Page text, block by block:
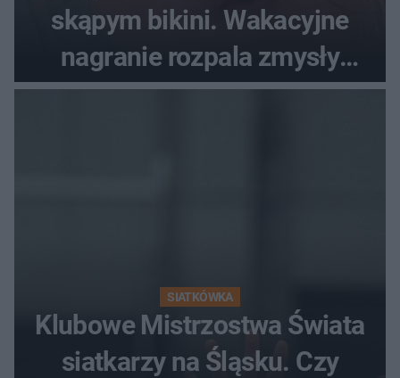
skąpym bikini. Wakacyjne
nagranie rozpala zmysły
fanów
SIATKÓWKA
Klubowe Mistrzostwa Świata
siatkarzy na Śląsku. Czy